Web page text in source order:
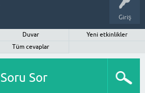
Giriş
Duvar
Yeni etkinlikler
Tüm cevaplar
Sor